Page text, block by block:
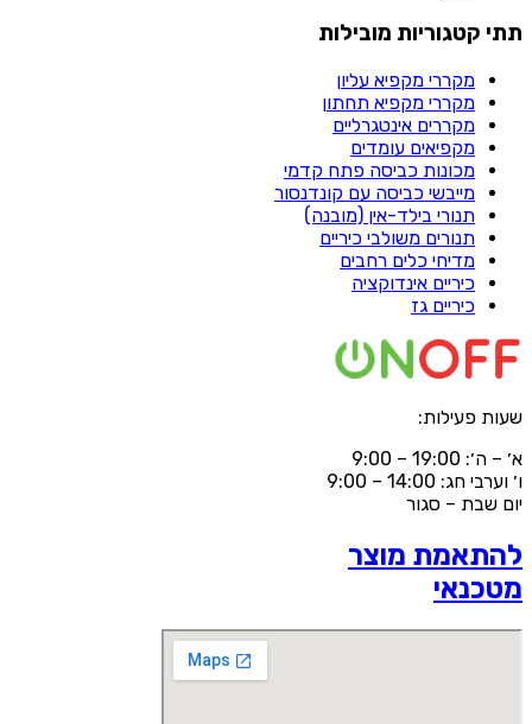
תתי קטגוריות מובילות
מקררי מקפיא עליון​
מקררי מקפיא תחתון​
מקררים אינטגרליים
מקפיאים עומדים
מכונות כביסה פתח קדמי
מייבשי כביסה עם קונדנסור
תנורי בילד-אין (מובנה)
תנורים משולבי כיריים
מדיחי כלים רחבים
כיריים אינדוקציה
כיריים גז
שעות פעילות:
א׳ – ה׳: 19:00 – 9:00
ו׳ וערבי חג: 14:00 – 9:00
יום שבת – סגור
להתאמת מוצר
מטכנאי